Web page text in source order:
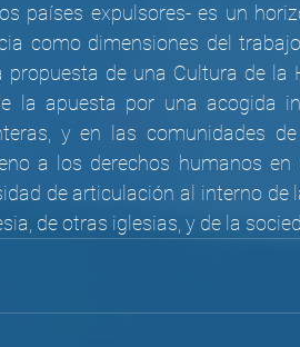
países expulsores- es un
como dimensiones del
de una Cultura de la
la apuesta por una acogida
y en las comunidades
a los derechos humanos en
de articulación al interno de
de otras iglesias, y de la